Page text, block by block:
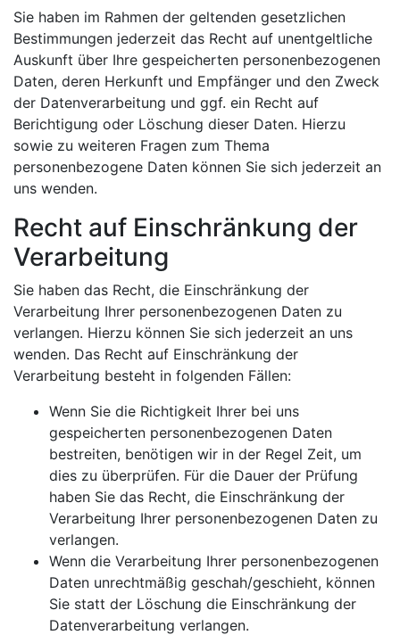
Sie haben im Rahmen der geltenden gesetzlichen
Bestimmungen jederzeit das Recht auf unentgeltliche
Auskunft über Ihre gespeicherten personenbezogenen
Daten, deren Herkunft und Empfänger und den Zweck
der Datenverarbeitung und ggf. ein Recht auf
Berichtigung oder Löschung dieser Daten. Hierzu
sowie zu weiteren Fragen zum Thema
personenbezogene Daten können Sie sich jederzeit an
uns wenden.
Recht auf Einschränkung der
Verarbeitung
Sie haben das Recht, die Einschränkung der
Verarbeitung Ihrer personenbezogenen Daten zu
verlangen. Hierzu können Sie sich jederzeit an uns
wenden. Das Recht auf Einschränkung der
Verarbeitung besteht in folgenden Fällen:
Wenn Sie die Richtigkeit Ihrer bei uns
gespeicherten personenbezogenen Daten
bestreiten, benötigen wir in der Regel Zeit, um
dies zu überprüfen. Für die Dauer der Prüfung
haben Sie das Recht, die Einschränkung der
Verarbeitung Ihrer personenbezogenen Daten zu
verlangen.
Wenn die Verarbeitung Ihrer personenbezogenen
Daten unrechtmäßig geschah/geschieht, können
Sie statt der Löschung die Einschränkung der
Datenverarbeitung verlangen.